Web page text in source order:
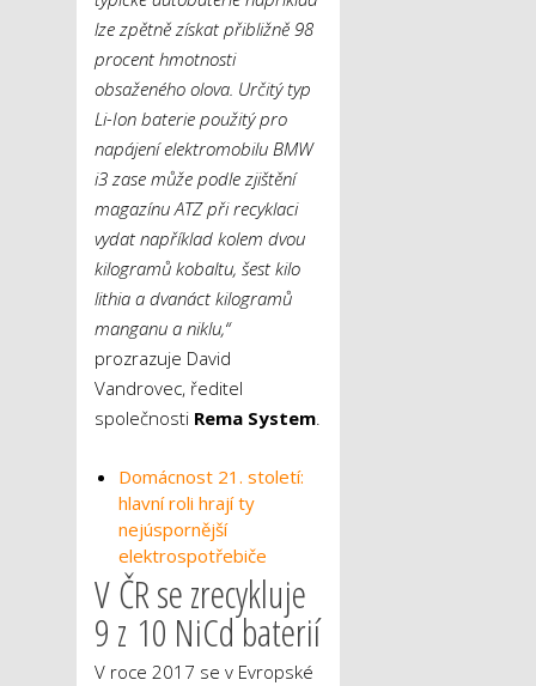
lze zpětně získat přibližně 98
procent hmotnosti
obsaženého olova. Určitý typ
Li-Ion baterie použitý pro
napájení elektromobilu BMW
i3 zase může podle zjištění
magazínu ATZ při recyklaci
vydat například kolem dvou
kilogramů kobaltu, šest kilo
lithia a dvanáct kilogramů
manganu a niklu,“
prozrazuje David
Vandrovec, ředitel
společnosti Rema System.
Domácnost 21. století:
hlavní roli hrají ty
nejúspornější
elektrospotřebiče
V ČR se zrecykluje
9 z 10 NiCd baterií
V roce 2017 se v Evropské